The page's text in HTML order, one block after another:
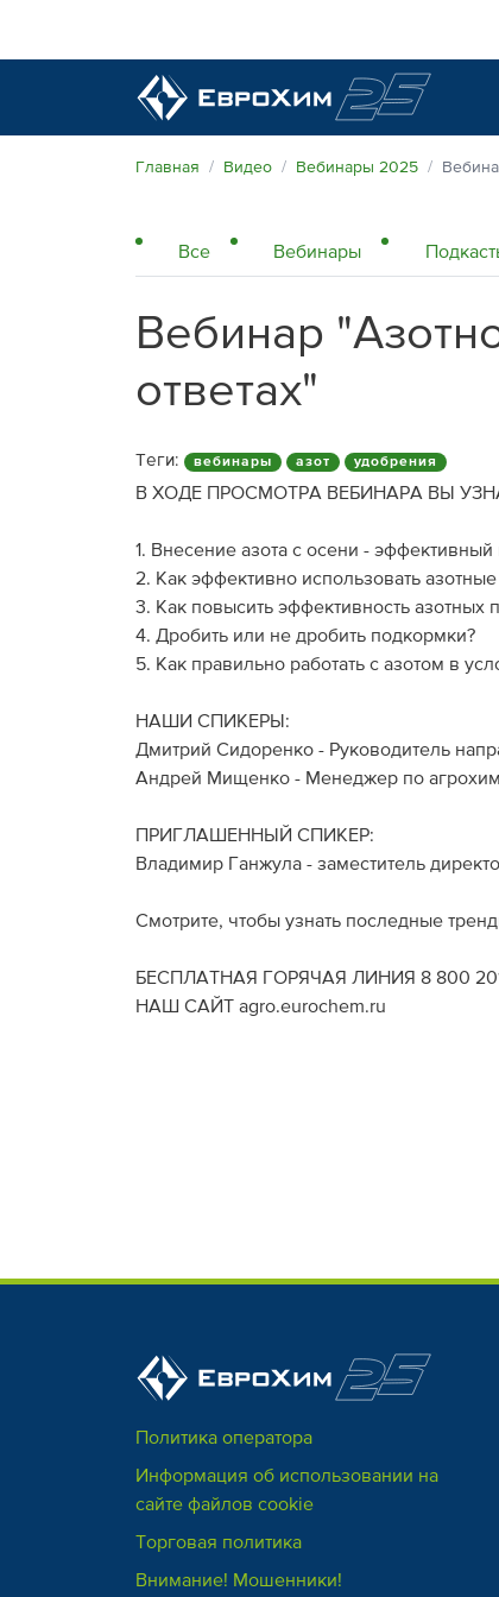
Наши удобрения
Качество от лидера рынка
Экологичность
Агроэкспертиза
Полевые опыты
Центр знаний
Главная Видео Вебинары 2025
Все Вебинары
Вебинар
ответах"
Теги: вебинары азот удобрения
В ХОДЕ ПРОСМОТРА ВЕБИНАРА ВЫ
1. Внесение азота с осени -
2. Как эффективно использовать
3. Как повысить эффективность азотных
4. Дробить или не дробить подкормки?
5. Как правильно работать с азотом в
НАШИ СПИКЕРЫ:
Дмитрий Сидоренко - Руководитель
Андрей Мищенко - Менеджер по
ПРИГЛАШЕННЫЙ СПИКЕР:
Владимир Ганжула - заместитель
Смотрите, чтобы узнать последные
БЕСПЛАТНАЯ ГОРЯЧАЯ ЛИНИЯ 8 800 201
НАШ САЙТ agro.eurochem.ru
Политика оператора
Информация об использовании на
сайте файлов cookie
Торговая политика
Внимание! Мошенники!